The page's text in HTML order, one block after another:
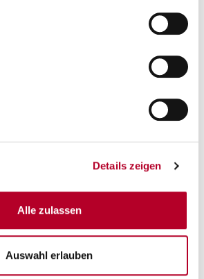
Details zeigen
Alle zulassen
Auswahl erlauben